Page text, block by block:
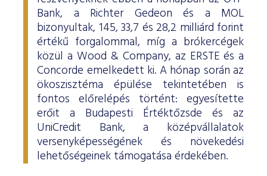
Bank, a Richter Gedeon és a MOL
bizonyultak, 145, 33,7 és 28,2 milliárd forint
értékű forgalommal, míg a brókercégek
közül a Wood & Company, az ERSTE és a
Concorde emelkedett ki. A hónap során az
ökoszisztéma épülése tekintetében is
fontos előrelépés történt: egyesítette
erőit a Budapesti Értéktőzsde és az
UniCredit Bank, a középvállalatok
versenyképességének és növekedési
lehetőségeinek támogatása érdekében.